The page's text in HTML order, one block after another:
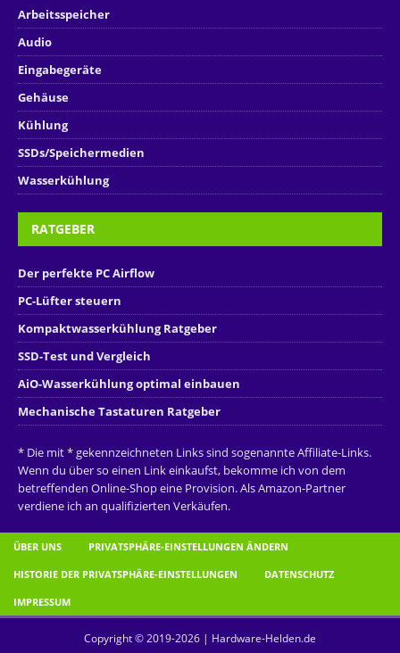
Arbeitsspeicher
Audio
Eingabegeräte
Gehäuse
Kühlung
SSDs/Speichermedien
Wasserkühlung
RATGEBER
Der perfekte PC Airflow
PC-Lüfter steuern
Kompaktwasserkühlung Ratgeber
SSD-Test und Vergleich
AiO-Wasserkühlung optimal einbauen
Mechanische Tastaturen Ratgeber
* Die mit * gekennzeichneten Links sind sogenannte Affiliate-Links.
Wenn du über so einen Link einkaufst, bekomme ich von dem
betreffenden Online-Shop eine Provision. Als Amazon-Partner
verdiene ich an qualifizierten Verkäufen.
ÜBER UNS PRIVATSPHÄRE-EINSTELLUNGEN ÄNDERN
HISTORIE DER PRIVATSPHÄRE-EINSTELLUNGEN DATENSCHUTZ
IMPRESSUM
Copyright © 2019-2026 | Hardware-Helden.de